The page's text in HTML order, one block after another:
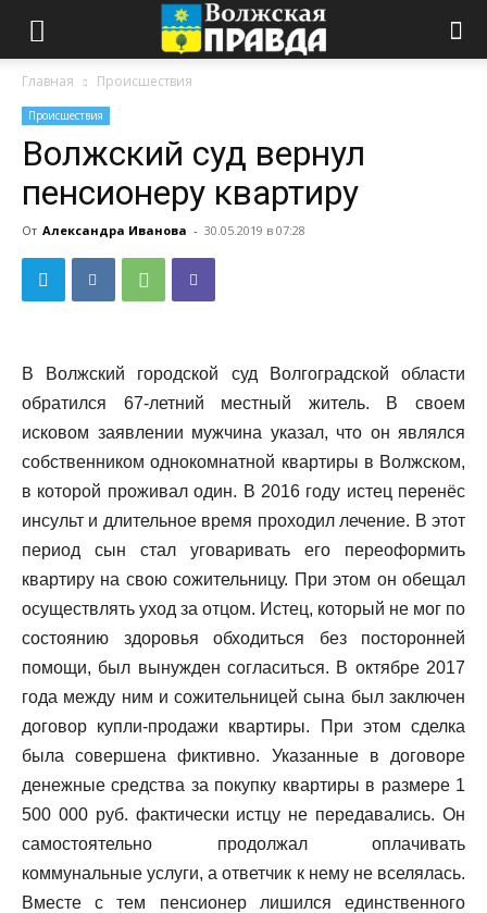
Главная Происшествия
Происшествия
Волжский суд вернул
пенсионеру квартиру
От Александра Иванова - 30.05.2019 в 07:28
В Волжский городской суд Волгоградской области
обратился 67-летний местный житель. В своем
исковом заявлении мужчина указал, что он являлся
собственником однокомнатной квартиры в Волжском,
в которой проживал один. В 2016 году истец перенёс
инсульт и длительное время проходил лечение. В этот
период сын стал уговаривать его переоформить
квартиру на свою сожительницу. При этом он обещал
осуществлять уход за отцом. Истец, который не мог по
состоянию здоровья обходиться без посторонней
помощи, был вынужден согласиться. В октябре 2017
года между ним и сожительницей сына был заключен
договор купли-продажи квартиры. При этом сделка
была совершена фиктивно. Указанные в договоре
денежные средства за покупку квартиры в размере 1
500 000 руб. фактически истцу не передавались. Он
самостоятельно продолжал оплачивать
коммунальные услуги, а ответчик к нему не вселялась.
Вместе с тем пенсионер лишился единственного